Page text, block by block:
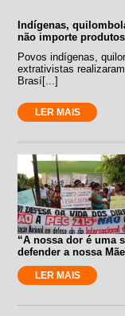
Indígenas,
não importe
Povos indígenas,
extrativistas
Brasí[...]
LER MAIS
“A nossa dor é uma
defender a nossa
LER MAIS